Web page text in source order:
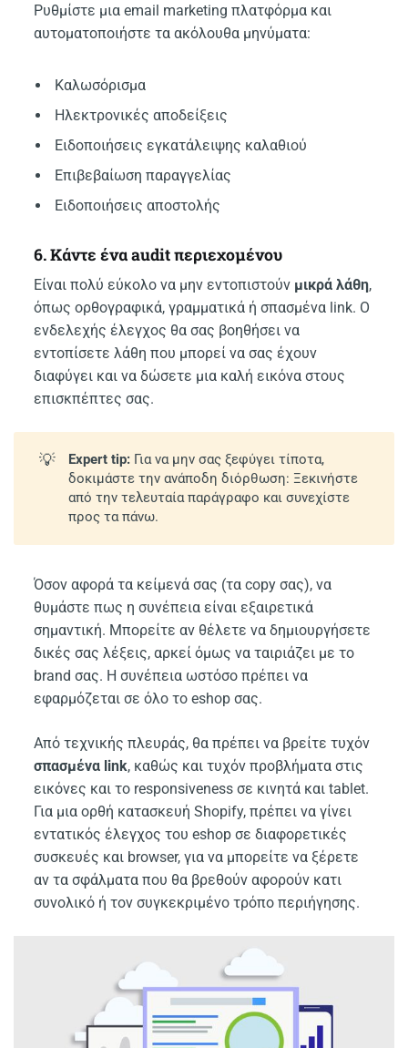
Ρυθμίστε μια email marketing πλατφόρμα και
αυτοματοποιήστε τα ακόλουθα μηνύματα:
Καλωσόρισμα
Ηλεκτρονικές αποδείξεις
Ειδοποιήσεις εγκατάλειψης καλαθιού
Επιβεβαίωση παραγγελίας
Ειδοποιήσεις αποστολής
6. Κάντε ένα audit περιεχομένου
Είναι πολύ εύκολο να μην εντοπιστούν μικρά λάθη,
όπως ορθογραφικά, γραμματικά ή σπασμένα link. Ο
ενδελεχής έλεγχος θα σας βοηθήσει να
εντοπίσετε λάθη που μπορεί να σας έχουν
διαφύγει και να δώσετε μια καλή εικόνα στους
επισκπέπτες σας.
💡 Expert tip: Για να μην σας ξεφύγει τίποτα,
δοκιμάστε την ανάποδη διόρθωση: Ξεκινήστε
από την τελευταία παράγραφο και συνεχίστε
προς τα πάνω.
Όσον αφορά τα κείμενά σας (τα copy σας), να
θυμάστε πως η συνέπεια είναι εξαιρετικά
σημαντική. Μπορείτε αν θέλετε να δημιουργήσετε
δικές σας λέξεις, αρκεί όμως να ταιριάζει με το
brand σας. Η συνέπεια ωστόσο πρέπει να
εφαρμόζεται σε όλο το eshop σας.
Από τεχνικής πλευράς, θα πρέπει να βρείτε τυχόν
σπασμένα link, καθώς και τυχόν προβλήματα στις
εικόνες και το responsiveness σε κινητά και tablet.
Για μια ορθή κατασκευή Shopify, πρέπει να γίνει
εντατικός έλεγχος του eshop σε διαφορετικές
συσκευές και browser, για να μπορείτε να ξέρετε
αν τα σφάλματα που θα βρεθούν αφορούν κατι
συνολικό ή τον συγκεκριμένο τρόπο περιήγησης.